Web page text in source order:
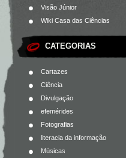
Visão Júnior
Wiki Casa das Ciências
CATEGORIAS
Cartazes
Ciência
Divulgação
efemérides
Fotografias
literacia da informação
Músicas